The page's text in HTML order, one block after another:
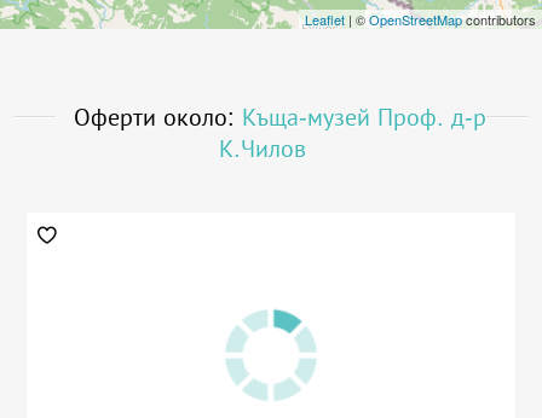
Leaflet | ©OpenStreetMapcontributors
Оферти около: Къща-музей Проф. д-р
К.Чилов